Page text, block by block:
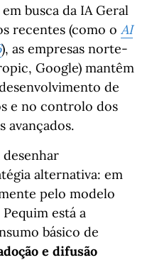
em busca da IA Geral
recentes (como o AI
), as empresas norte-
Google) mantêm
de
e no controlo dos
avançados.
alternativa: em
pelo modelo
está a
básico de
e difusão